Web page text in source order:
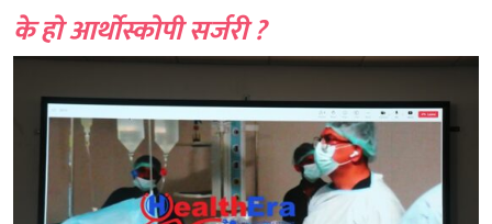
के हो आर्थोस्कोपी सर्जरी ?